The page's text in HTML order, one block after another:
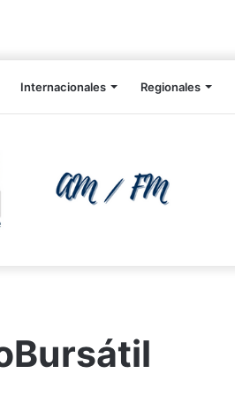
Internacionales Regionales